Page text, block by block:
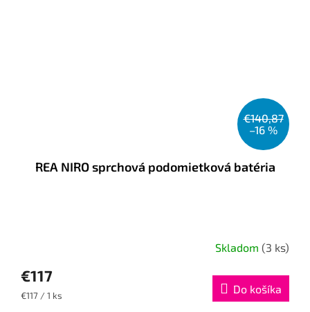
€140,87
–16 %
REA NIRO sprchová podomietková batéria
Skladom (3 ks)
€117
Jednotková
€117 / 1 ks Do košíka